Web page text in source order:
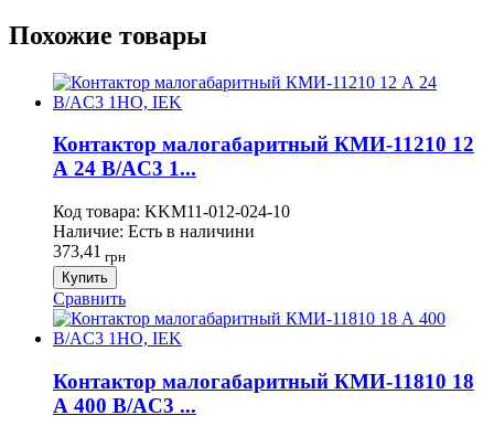
Похожие товары
Контактор малогабаритный КМИ-11210 12
А 24 В/AC3 1...
Код товара: KKM11-012-024-10
Наличие: Есть в наличини
373,41 грн
Купить
Сравнить
Контактор малогабаритный КМИ-11810 18
А 400 В/AC3 ...